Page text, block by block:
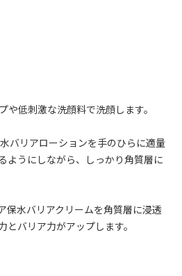
や低刺激な洗顔料で洗顔します。
バリアローションを手のひらに適量
ようにしながら、しっかり角質層に
保水バリアクリームを角質層に浸透
とバリア力がアップします。